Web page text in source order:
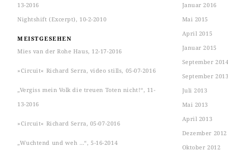
13-2016
Nightshift (Excerpt), 10-2-2010
MEISTGESEHEN
Mies van der Rohe Haus, 12-17-2016
»Circuit« Richard Serra, video stills, 05-07-2016
„Vergiss mein Volk die treuen Toten nicht!“, 11-
13-2016
»Circuit« Richard Serra, 05-07-2016
„Wuchtend und weh …“, 5-16-2014
Januar 2016
Mai 2015
April 2015
Januar 2015
September
September
Juli 2013
Mai 2013
April 2013
Dezember 2012
Oktober 2012